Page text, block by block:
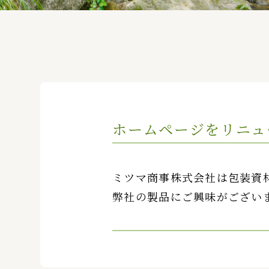
ホームページをリニ
ミツマ商事株式会社は包装
弊社の製品にご興味がござ